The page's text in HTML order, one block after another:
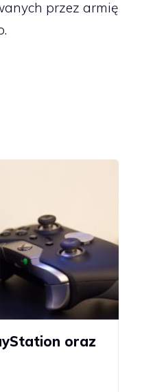
przez armię
oraz